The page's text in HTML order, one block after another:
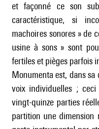
et façonné ce son
caractéristique, si
machoires sonores » de
usine à sons » sont
fertiles et pièges parfois
Monumenta est, dans
voix individuelles ;
vingt-quinze parties
partition une dimension